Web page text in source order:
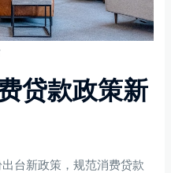
贷款政策新
台新政策，规范消费贷款